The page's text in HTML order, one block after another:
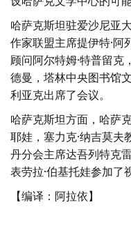
哈萨克斯坦驻爱沙尼亚
作家联盟主席提伊特·阿
顾问阿尔特姆·特普留克
德曼，塔林中央图书馆
利亚克出席了会议。
哈萨克斯坦方面，哈萨
耶娃，塞力克·纳吉莫
丹分会主席达吾列特克
表劳拉·伯基托娃参加了
【编译：阿拉依】